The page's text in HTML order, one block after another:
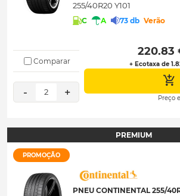
255/40R20 Y101
C A 73 db Verão
Comparar
- 2 +
220.83
+ Ecotaxa de
Preço
PREMIUM
PROMOÇÃO
PNEU CONTINENTAL 255/